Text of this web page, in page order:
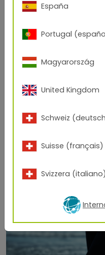
España
Portugal
Magyarország
United Kingdom
Schweiz
Suisse (français)
Svizzera (italiano)